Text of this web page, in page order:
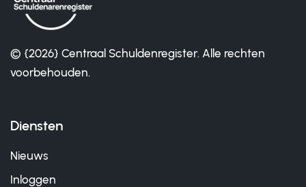
© {2026} Centraal Schuldenregister. Alle rechten
voorbehouden.
Diensten
Nieuws
Inloggen